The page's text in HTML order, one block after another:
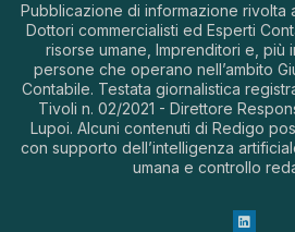
Pubblicazione di informazione rivolta
Dottori commercialisti ed Esperti
risorse umane, Imprenditori e, più
persone che operano nell’ambito
Contabile. Testata giornalistica
Tivoli n. 02/2021 - Direttore
Lupoi. Alcuni contenuti di Redigo
con supporto dell’intelligenza
umana e controllo